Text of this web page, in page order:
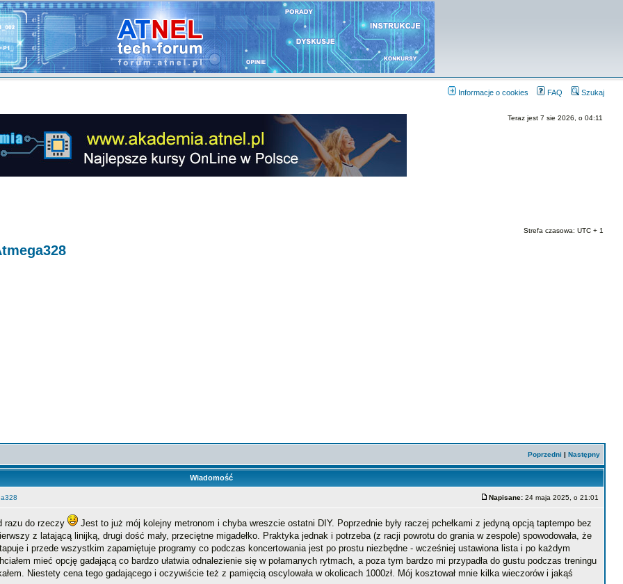
Informacje o cookies FAQ Szukaj
Teraz jest 7 sie 2026, o 04:11
Strefa czasowa: UTC + 1
Poprzedni | Następny
Wiadomość
Napisane: 24 maja 2025, o 21:01
razu do rzeczy
Jest to już mój kolejny metronom i chyba wreszcie ostatni DIY. Poprzednie były raczej pchełkami z jedyną opcją taptempo bez
z latającą linijką, drugi dość mały, przeciętne migadełko. Praktyka jednak i potrzeba (z racji powrotu do grania w zespole) spowodowała, że
i przede wszystkim zapamiętuje programy co podczas koncertowania jest po prostu niezbędne - wcześniej ustawiona lista i po każdym
mieć opcję gadającą co bardzo ułatwia odnalezienie się w połamanych rytmach, a poza tym bardzo mi przypadła do gustu podczas treningu
Niestety cena tego gadającego i oczywiście też z pamięcią oscylowała w okolicach 1000zł. Mój kosztował mnie kilka wieczorów i jakąś